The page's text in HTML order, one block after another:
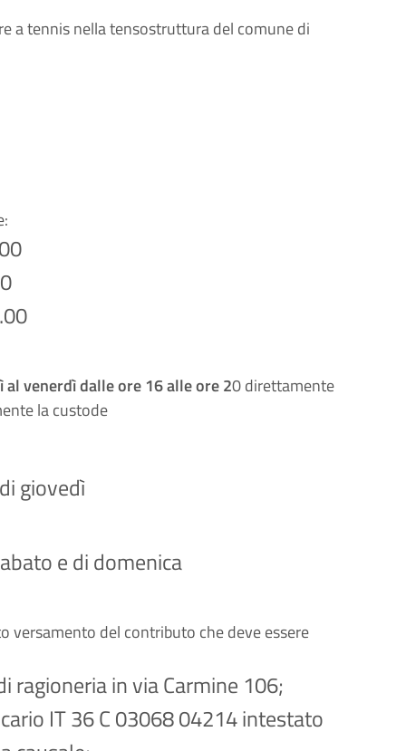
a tennis nella tensostruttura del comune di
al venerdì dalle ore 16 alle ore 20 direttamente
la custode
giovedì
e di domenica
versamento del contributo che deve essere
ragioneria in via Carmine 106;
IT 36 C 03068 04214 intestato